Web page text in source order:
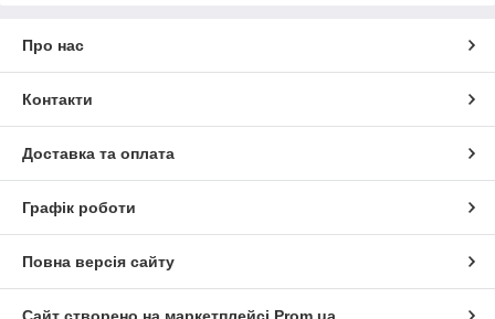
Про нас
Контакти
Доставка та оплата
Графік роботи
Повна версія сайту